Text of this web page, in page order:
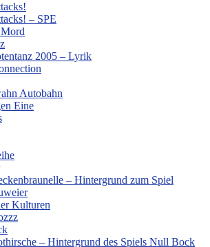
– SPE
2005 – Lyrik
Autobahn
Eine
– Hintergrund zum Spiel
Kulturen
– Hintergrund des Spiels Null Bock